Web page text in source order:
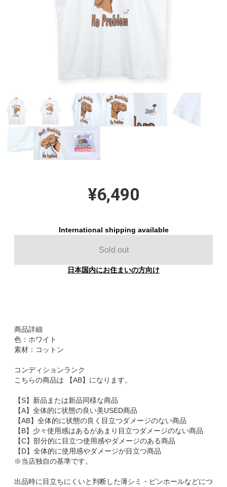
¥6,490
International shipping available
Sold out
日本国内にお住まいの方向け
商品詳細
色：ホワイト
素材：コットン
コンディションランク
こちらの商品は 【AB】になります。
【S】新品または新品同様な商品
【A】全体的に状態の良い美USED商品
【AB】全体的に状態の良く目立つダメージのない商品
【B】少々使用感はあるがあまり目立つダメージのない商品
【C】部分的に目立つ使用感やダメージのある商品
【D】全体的に使用感やダメージが目立つ商品
※当店独自の基準です。
出品時に目立ちにくいと判断した薄シミ・ピンホールなどにつ